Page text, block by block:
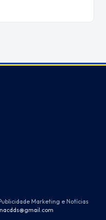
Marketing e Notícias